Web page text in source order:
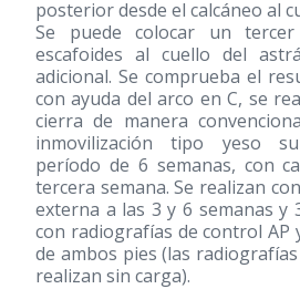
posterior desde el calcáneo al
Se puede colocar un
escafoides al cuello del
adicional. Se comprueba el
con ayuda del arco en C, se
cierra de manera
inmovilización tipo yeso
período de 6 semanas, con
tercera semana. Se realizan
externa a las 3 y 6 semanas y
con radiografías de control AP
de ambos pies (las
realizan sin carga).